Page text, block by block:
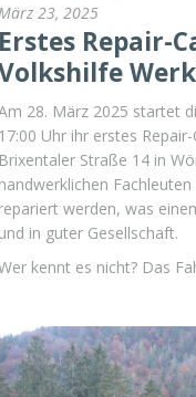
23, 2025
Erstes Repair-
28. März 2025 startet
17:00 Uhr ihr erstes
Brixentaler Straße 14 in
handwerklichen
repariert werden, was
und in guter Gesellschaft.
kennt es nicht? Das